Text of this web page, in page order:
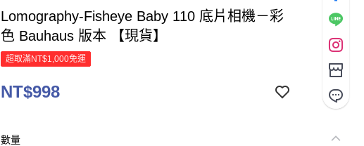
Lomography-Fisheye Baby 110 底片相機－彩
色 Bauhaus 版本 【現貨】
超取滿NT$1,000免運
NT$998
數量